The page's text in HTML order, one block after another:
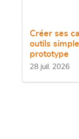
Créer ses
outils
prototype
28 juil. 2026